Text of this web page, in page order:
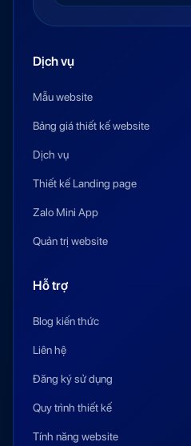
Dịch vụ
Mẫu website
Bảng giá thiết kế website
Dịch vụ
Thiết kế Landing page
Zalo Mini App
Quản trị website
Hỗ trợ
Blog kiến thức
Liên hệ
Đăng ký sử dụng
Quy trình thiết kế
Tính năng website